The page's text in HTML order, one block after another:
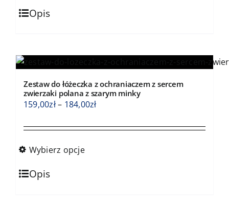
Ten
produkt
wariantów.
można
wybrać
stronie
produktu
Opis
Zestaw do łóżeczka z ochraniaczem z sercem
zwierzaki polana z szarym minky
159,00zł– 184,00złZakres
od
Wybierz opcje
Ten
produkt
Opis